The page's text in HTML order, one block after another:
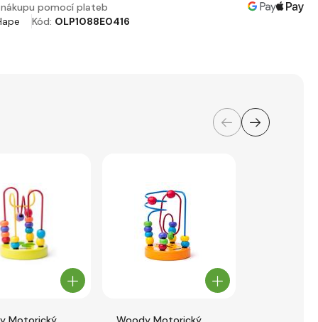
pomocí plateb
Kód: OLP1088E0416